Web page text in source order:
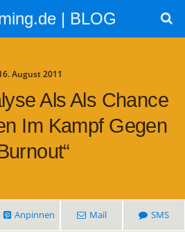
| BLOG
August 2011
Als Als Chance
Im Kampf Gegen
Anpinnen Mail SMS